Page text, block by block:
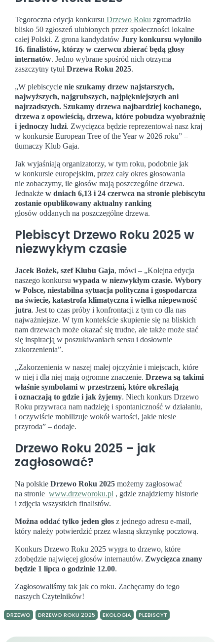
Tegoroczna edycja konkursu Drzewo Roku zgromadziła
blisko 50 zgłoszeń ulubionych przez społeczności lokalne
całej Polski. Z grona kandydatów Jury konkursu wyłoniło
16. finalistów, którzy w czerwcu zbierać będą głosy
internatów. Jedno wybrane spośród nich otrzyma
zaszczytny tytułDrzewa Roku 2025.
„W plebiscycie nie szukamy drzew najstarszych,
najwyższych, najgrubszych, najpiękniejszych ani
najrzadszych. Szukamy drzewa najbardziej kochanego,
drzewa z opowieścią, drzewa, które pobudza wyobraźnię
i jednoczy ludzi. Zwycięzca będzie reprezentował nasz kraj
w konkursie European Tree of the Year w 2026 roku” –
tłumaczy Klub Gaja.
Jak wyjaśniają organizatorzy, w tym roku, podobnie jak
w konkursie europejskim, przez cały okres głosowania
nie zobaczymy, ile głosów mają poszczególne drzewa.
Jednakżew dniach 6,13 i 24 czerwca na stronie plebiscytu
zostanie opublikowany aktualny ranking
głosów oddanych na poszczególne drzewa.
Plebiscyt Drzewo Roku 2025 w
niezwykłym czasie
Jacek Bożek,szef Klubu Gaja, mówi – „Kolejna edycja
naszego konkursu wypada w niezwykłym czasie. Wybory
w Polsce, niestabilna sytuacja polityczna i gospodarcza
na świecie, katastrofa klimatyczna i wielka niepewność
jutra. Jest to czas próby i konfrontacji z tym co dla nas
najważniejsze. W tym kontekście skupienie się na bliskich
nam drzewach może okazać się trudne, ale także może stać
się inspiracją w poszukiwaniach sensu i dosłownie
zakorzenienia”.
„Zakorzenienia w naszej małej ojczyźnie i miejscach, które
w niej i dla niej mają ogromne znaczenie. Drzewa są takimi
właśnie symbolami w przestrzeni, które określają
i oznaczają to gdzie i jak żyjemy. Niech konkurs Drzewo
Roku przywraca nam nadzieję i spontaniczność w działaniu,
i oczywiście mobilizuje wokół wartości, jakie niesie
przyroda” – dodaje.
Drzewo Roku 2025 – jak
zagłosować?
Na polskie Drzewo Roku 2025 możemy zagłosować
na stronie www.drzeworoku.pl , gdzie znajdziemy historie
i zdjęcia wszystkich finalistów.
Można oddać tylko jeden głosz jednego adresu e-mail,
który należy potwierdzić przez własną skrzynkę pocztową.
Konkurs Drzewo Roku 2025 wygra to drzewo, które
zdobędzie najwięcej głosów internautów. Zwycięzca znany
będzie1 lipca o godzinie 12.00.
Zagłosowaliśmy tak jak co roku. Zachęcamy do tego
naszych Czytelników!
DRZEWO DRZEWO ROKU 2025 EKOLOGIA PLEBISCYT